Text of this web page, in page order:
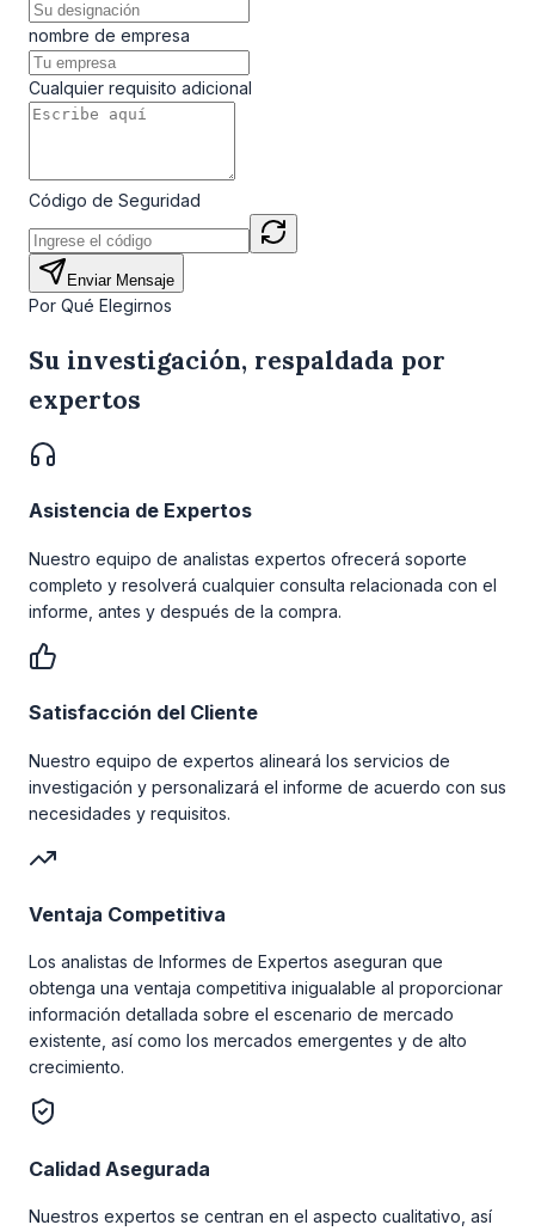
nombre de empresa
Cualquier requisito adicional
Código de Seguridad
Enviar Mensaje
Por Qué Elegirnos
Su investigación, respaldada por
expertos
Asistencia de Expertos
Nuestro equipo de analistas expertos ofrecerá soporte
completo y resolverá cualquier consulta relacionada con el
informe, antes y después de la compra.
Satisfacción del Cliente
Nuestro equipo de expertos alineará los servicios de
investigación y personalizará el informe de acuerdo con sus
necesidades y requisitos.
Ventaja Competitiva
Los analistas de Informes de Expertos aseguran que
obtenga una ventaja competitiva inigualable al proporcionar
información detallada sobre el escenario de mercado
existente, así como los mercados emergentes y de alto
crecimiento.
Calidad Asegurada
Nuestros expertos se centran en el aspecto cualitativo, así